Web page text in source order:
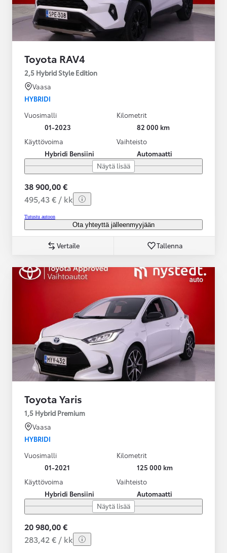
Toyota RAV4
2,5 Hybrid Style Edition
Vaasa
HYBRIDI
Vuosimalli
01-2023
Kilometrit
82 000 km
Käyttövoima
Hybridi Bensiini
Vaihteisto
Automaatti
Näytä lisää
38 900,00 €
495,43 € / kk
Tutustu autoon
Ota yhteyttä jälleenmyyjään
Vertaile Tallenna
Toyota Yaris
1,5 Hybrid Premium
Vaasa
HYBRIDI
Vuosimalli
01-2021
Kilometrit
125 000 km
Käyttövoima
Hybridi Bensiini
Vaihteisto
Automaatti
Näytä lisää
20 980,00 €
283,42 € / kk